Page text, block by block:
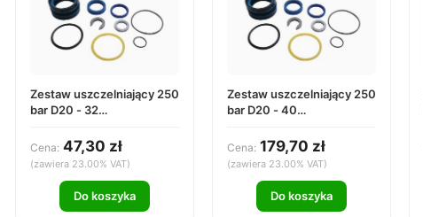
Zestaw uszczelniający 250
bar D20 - 32
Cena: 47,30 zł
(zawiera 23.00% VAT)
Do koszyka
Zestaw uszczelniający 250
bar D20 - 40
Cena: 179,70 zł
(zawiera 23.00% VAT)
Do koszyka